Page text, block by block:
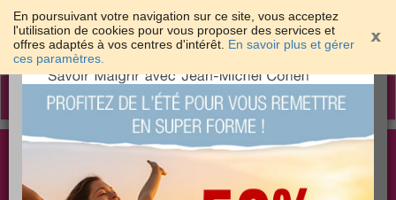
En poursuivant votre navigation sur ce site, vous acceptez
l'utilisation de cookies pour vous proposer des services et
offres adaptés à vos centres d'intérêt. En savoir plus et gérer
ces paramètres.
Toggle
Les meilleures solutions pour maigrir et être bien
dans sa peau
×